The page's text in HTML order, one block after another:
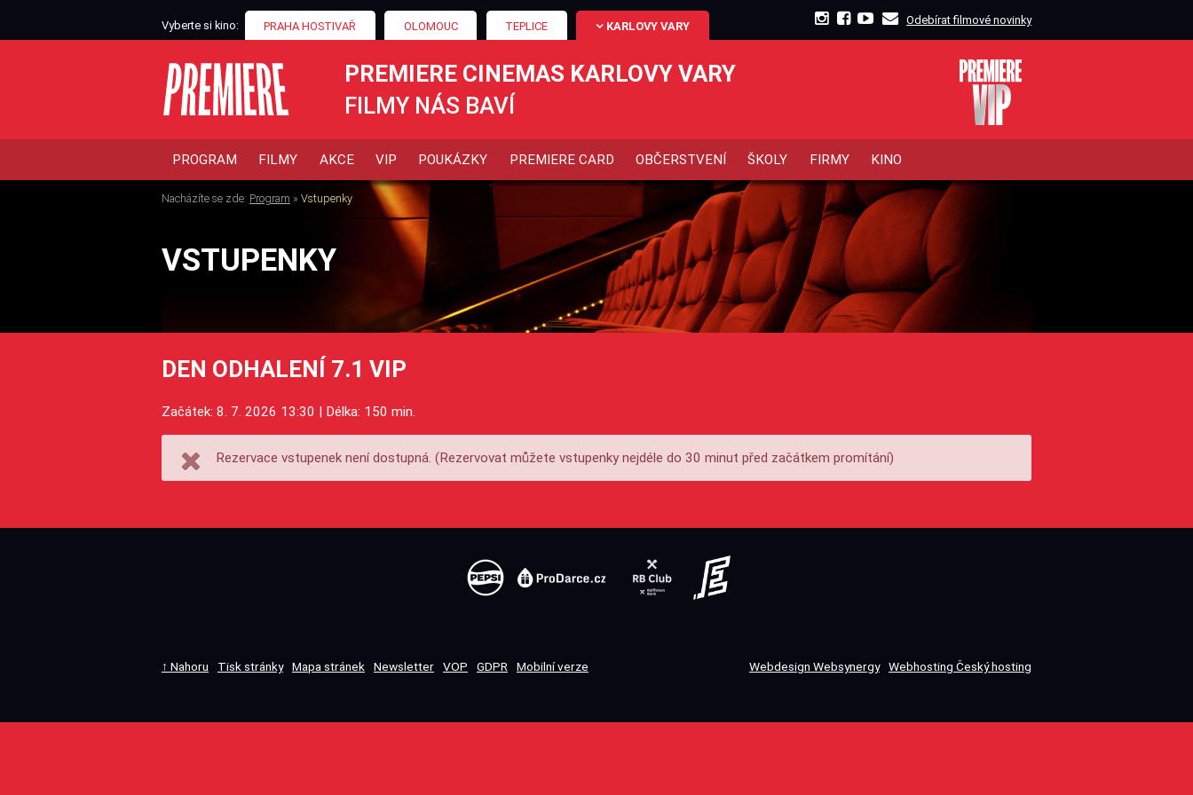
Vyberte si kino: PRAHA HOSTIVAŘ OLOMOUC TEPLICE KARLOVY VARY Odebírat filmové novinky
PREMIERE CINEMAS KARLOVY VARY
FILMY NÁS BAVÍ
PROGRAM FILMY AKCE VIP POUKÁZKY PREMIERE CARD OBČERSTVENÍ ŠKOLY FIRMY KINO
Nacházíte se zde: Program » Vstupenky
VSTUPENKY
DEN ODHALENÍ 7.1 VIP
Začátek: 8. 7. 2026 13:30 | Délka: 150 min.
Rezervace vstupenek není dostupná. (Rezervovat můžete vstupenky nejdéle do 30 minut před začátkem promítání)
↑ Nahoru Tisk stránky Mapa stránek Newsletter VOP GDPR Mobilní verze Webdesign Websynergy Webhosting Český hosting